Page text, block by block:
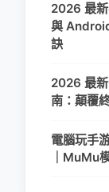
2026 最
與
訣
2026 最
南：顛覆
電腦玩手
｜MuMu